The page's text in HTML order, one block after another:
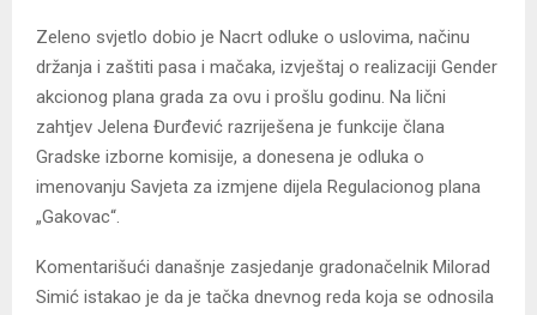
Zeleno svjetlo dobio je Nacrt odluke o uslovima, načinu
držanja i zaštiti pasa i mačaka, izvještaj o realizaciji Gender
akcionog plana grada za ovu i prošlu godinu. Na lični
zahtjev Jelena Đurđević razriješena je funkcije člana
Gradske izborne komisije, a donesena je odluka o
imenovanju Savjeta za izmjene dijela Regulacionog plana
„Gakovac“.
Komentarišući današnje zasjedanje gradonačelnik Milorad
Simić istakao je da je tačka dnevnog reda koja se odnosila